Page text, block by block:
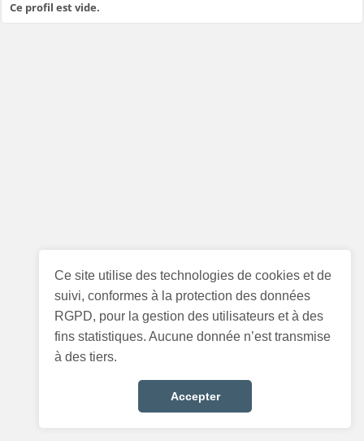
Ce site utilise des technologies de cookies et de
suivi, conformes à la protection des données
RGPD, pour la gestion des utilisateurs et à des
fins statistiques. Aucune donnée n’est transmise
à des tiers.
Accepter
Ce profil est vide.